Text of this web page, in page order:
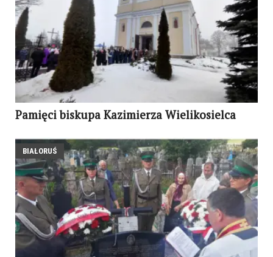
Pamięci biskupa Kazimierza Wielikosielca
BIAŁORUŚ